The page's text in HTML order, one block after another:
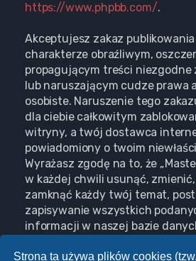
Strona ta używa plików cookies
https://www.phpbb.com/.
Akceptujesz zakaz
charakterze obraźliwym,
propagującym treści niezgodne
lub naruszającym cudze prawa
osobiste. Naruszenie tego
dla ciebie całkowitym
witryny, a twój dostawca
powiadomiony o twoim
Wyrażasz zgodę na to, że
w każdej chwili usunąć,
zamknąć każdy twój temat,
zapisywanie wszystkich
informacji w naszej bazie
będą przekazywane nikomu
„Masterful Magazine”, ani